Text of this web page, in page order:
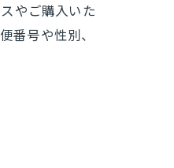
やご購入いた
番号や性別、